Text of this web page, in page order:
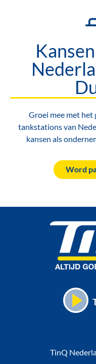
Groei mee met
tankstations van
kansen als
Word
TinQ